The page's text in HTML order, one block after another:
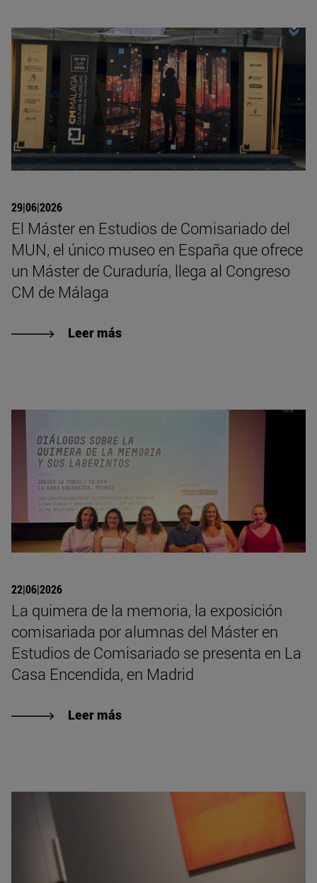
29|06|2026
El Máster en Estudios de Comisariado del
MUN, el único museo en España que ofrece
un Máster de Curaduría, llega al Congreso
CM de Málaga
Leer más
22|06|2026
La quimera de la memoria, la exposición
comisariada por alumnas del Máster en
Estudios de Comisariado se presenta en La
Casa Encendida, en Madrid
Leer más